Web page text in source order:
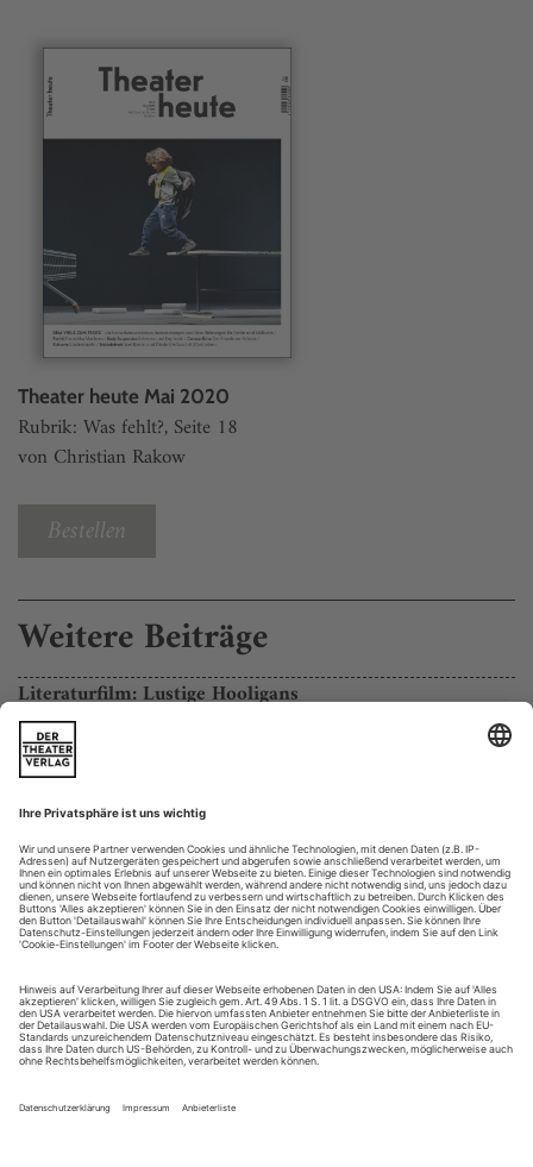
Theater heute Mai 2020
Rubrik: Was fehlt?, Seite 18
von Christian Rakow
Bestellen
Weitere Beiträge
Literaturfilm: Lustige Hooligans
Stepan Altrichter hat Jaroslav Rudiš’ Plattenbau-Roman
«Nationalstraße» als Buddy-Movie verfilmt
Guten Morgen, ihr Arschlöcher!», brüllt Vandam über den
Plattenbau. Hart, aber herzlich geht es zu in der Prager
Vorstadt, wo Vandam und Psycho tagsüber einen Hilfsjob auf
dem Bau absolvieren und sich abends in Luckas Kneipe die
Kante geben. Aggro-Typen, aber mit dem Herzen auf dem
rechten Fleck. Obwohl, das mit dem Herz ist so eine Sache:
Zürich: Sozialstrategien der Leere
Leonie Böhm nach Büchner «Leonce und Leonce»
Zum letzten Mal Theater vor dem Lockdown, vielleicht sogar